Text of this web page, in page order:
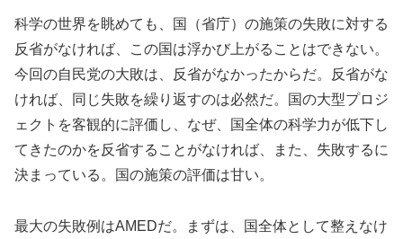
科学の世界を眺めても、国（省庁）の施策の失敗に対する
反省がなければ、この国は浮かび上がることはできない。
今回の自民党の大敗は、反省がなかったからだ。反省がな
ければ、同じ失敗を繰り返すのは必然だ。国の大型プロジ
ェクトを客観的に評価し、なぜ、国全体の科学力が低下し
てきたのかを反省することがなければ、また、失敗するに
決まっている。国の施策の評価は甘い。
最大の失敗例はAMEDだ。まずは、国全体として整えなけ